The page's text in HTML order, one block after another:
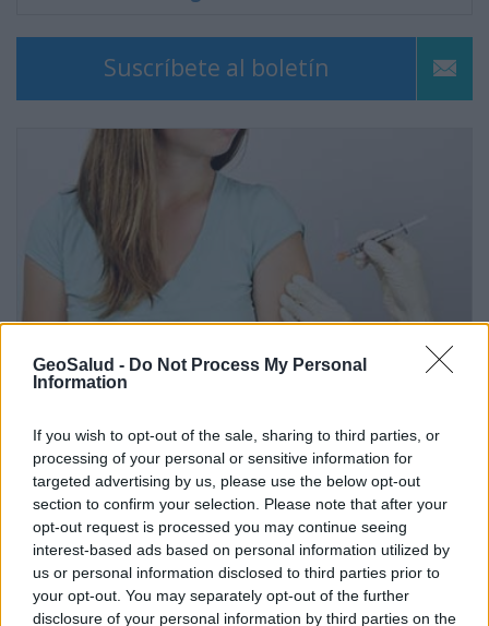
GeoSalud - Do Not Process My Personal
Information
If you wish to opt-out of the sale, sharing to third parties, or
processing of your personal or sensitive information for
targeted advertising by us, please use the below opt-out
section to confirm your selection. Please note that after your
opt-out request is processed you may continue seeing
interest-based ads based on personal information utilized by
us or personal information disclosed to third parties prior to
your opt-out. You may separately opt-out of the further
disclosure of your personal information by third parties on the
Suscríbete al boletín
Vacunas contra el Virus del Papiloma Humano
Anuncios